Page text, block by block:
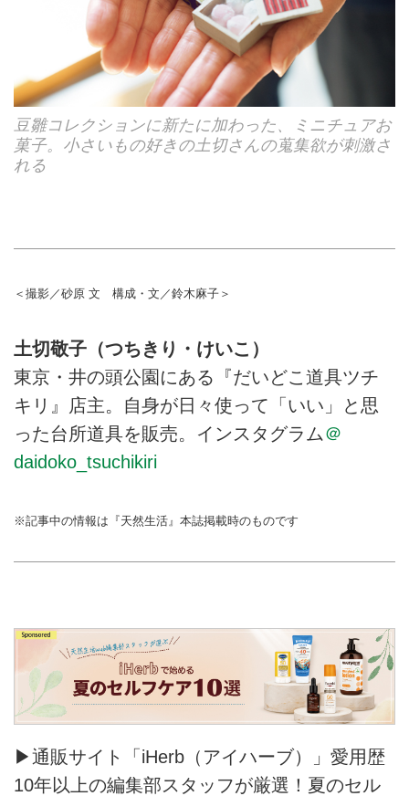
豆雛コレクションに新たに加わった、ミニチュアお
菓子。小さいもの好きの土切さんの蒐集欲が刺激さ
れる
＜撮影／砂原 文 構成・文／鈴木麻子＞
土切敬子（つちきり・けいこ）
東京・井の頭公園にある『だいどこ道具ツチ
キリ』店主。自身が日々使って「いい」と思
った台所道具を販売。インスタグラム＠
daidoko_tsuchikiri
※記事中の情報は『天然生活』本誌掲載時のものです
▶通販サイト「iHerb（アイハーブ）」愛用歴
10年以上の編集部スタッフが厳選！夏のセル